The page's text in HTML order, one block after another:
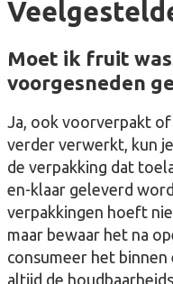
Moet ik fruit
voorgesneden
Ja, ook voorverpakt
verder verwerkt, kun
de verpakking dat
en-klaar geleverd
verpakkingen hoeft
maar bewaar het na
consumeer het
altijd de